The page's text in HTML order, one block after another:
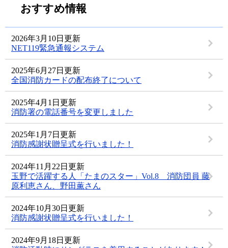
おすすめ情報
2026年3月10日更新
NET119緊急通報システム
2025年6月27日更新
全国消防カードの配布終了について
2025年4月1日更新
消防署の電話番号を変更しました
2025年1月7日更新
消防感謝状贈呈式を行いました！
2024年11月22日更新
玉野で活躍する人「たまのスター」Vol.8 消防団員 藤
原利恵さん、野田薫さん
2024年10月30日更新
消防感謝状贈呈式を行いました！
2024年9月18日更新